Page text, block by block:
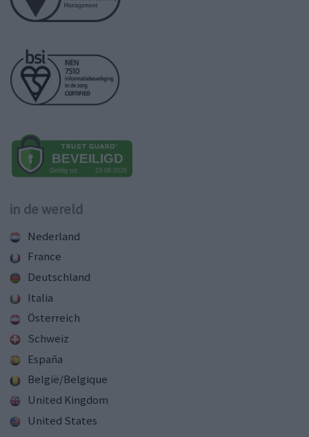
in de wereld
Nederland
France
Deutschland
Italia
Österreich
Schweiz
España
België/Belgique
United Kingdom
United States